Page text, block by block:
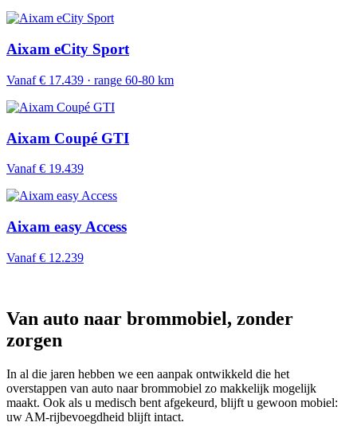
Aixam eCity Sport
Vanaf € 17.439 · range 60-80 km
Aixam Coupé GTI
Vanaf € 19.439
Aixam easy Access
Vanaf € 12.239
Van auto naar brommobiel, zonder
zorgen
In al die jaren hebben we een aanpak ontwikkeld die het
overstappen van auto naar brommobiel zo makkelijk mogelijk
maakt. Ook als u medisch bent afgekeurd, blijft u gewoon mobiel:
uw AM-rijbevoegdheid blijft intact.